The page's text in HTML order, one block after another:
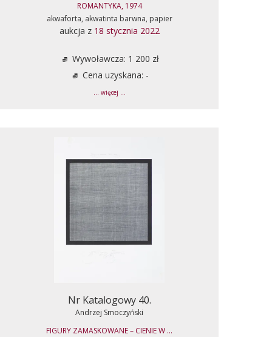
ROMANTYKA, 1974
akwaforta, akwatinta barwna, papier
aukcja z 18 stycznia 2022
Wywoławcza: 1 200 zł
Cena uzyskana: -
... więcej ...
Nr Katalogowy 40.
Andrzej Smoczyński
FIGURY ZAMASKOWANE – CIENIE W ...